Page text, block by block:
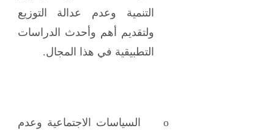
التنمية وعدم عدالة التوزيع
ولتقديم أهم وأحدث الدراسات
التطبيقية في هذا المجال.
o
السياسات الاجتماعية وعدم